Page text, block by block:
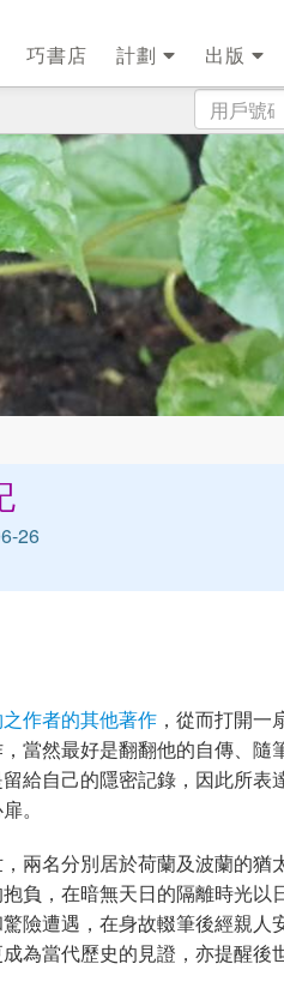
巧書店 計劃 出版
用
戶
號
碼
26
作者的其他著作 ，從而打開
當然最好是翻翻他的自傳、隨
給自己的隱密記錄，因此所表
。
兩名分別居於荷蘭及波蘭的
負，在暗無天日的隔離時光以
險遭遇，在身故輟筆後經親人
為當代歷史的見證，亦提醒後